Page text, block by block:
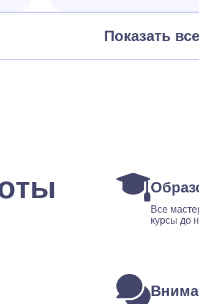
Показать
Все
курсы до